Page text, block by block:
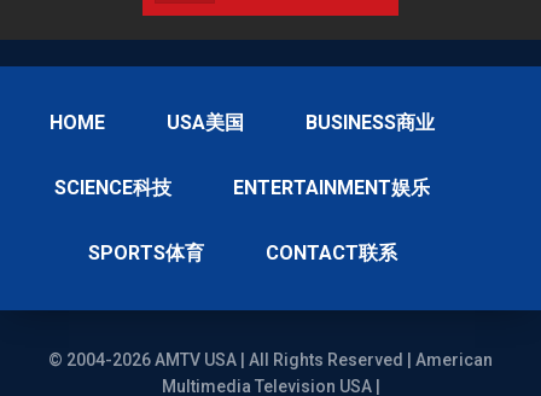
HOME USA美国 BUSINESS商业
SCIENCE科技 ENTERTAINMENT娱乐
SPORTS体育 CONTACT联系
© 2004-2026 AMTV USA | All Rights Reserved | American
Multimedia Television USA |